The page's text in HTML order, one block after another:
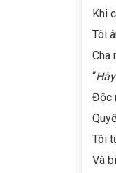
Khi
Tôi
Cha
“
Độc
Tôi
Và